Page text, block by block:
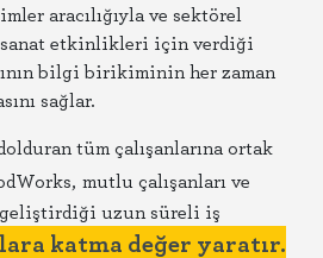
aracılığıyla ve sektörel
etkinlikleri için verdiği
bilgi birikiminin her zaman
sağlar.
dolduran tüm çalışanlarına ortak
mutlu çalışanları ve
uzun süreli iş
katma değer yaratır.